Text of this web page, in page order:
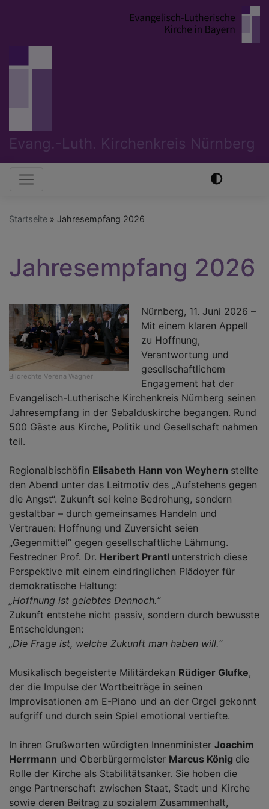
Evang.-Luth. Kirchenkreis Nürnberg
Hauptnavigation
Startseite Jahresempfang 2026
Jahresempfang 2026
Bildrechte Verena Wagner
Nürnberg, 11. Juni 2026 –
Mit einem klaren Appell
zu Hoffnung,
Verantwortung und
gesellschaftlichem
Engagement hat der
Evangelisch-Lutherische Kirchenkreis Nürnberg seinen
Jahresempfang in der Sebalduskirche begangen. Rund
500 Gäste aus Kirche, Politik und Gesellschaft nahmen
teil.
Regionalbischöfin Elisabeth Hann von Weyhern stellte
den Abend unter das Leitmotiv des „Aufstehens gegen
die Angst“. Zukunft sei keine Bedrohung, sondern
gestaltbar – durch gemeinsames Handeln und
Vertrauen: Hoffnung und Zuversicht seien
„Gegenmittel“ gegen gesellschaftliche Lähmung.
Festredner Prof. Dr. Heribert Prantl unterstrich diese
Perspektive mit einem eindringlichen Plädoyer für
demokratische Haltung:
„Hoffnung ist gelebtes Dennoch.“
Zukunft entstehe nicht passiv, sondern durch bewusste
Entscheidungen:
„Die Frage ist, welche Zukunft man haben will.“
Musikalisch begeisterte Militärdekan Rüdiger Glufke,
der die Impulse der Wortbeiträge in seinen
Improvisationen am E-Piano und an der Orgel gekonnt
aufgriff und durch sein Spiel emotional vertiefte.
In ihren Grußworten würdigten Innenminister Joachim
Herrmann und Oberbürgermeister Marcus König die
Rolle der Kirche als Stabilitätsanker. Sie hoben die
enge Partnerschaft zwischen Staat, Stadt und Kirche
sowie deren Beitrag zu sozialem Zusammenhalt,